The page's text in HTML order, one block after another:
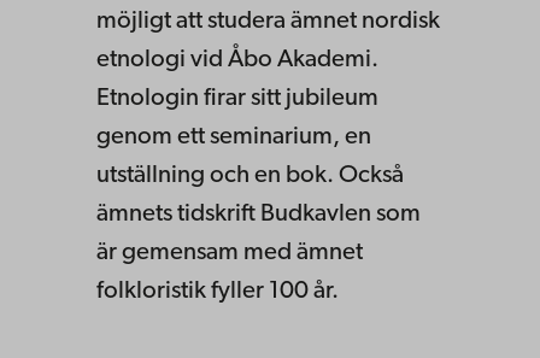
möjligt att studera ämnet nordisk
etnologi vid Åbo Akademi.
Etnologin firar sitt jubileum
genom ett seminarium, en
utställning och en bok. Också
ämnets tidskrift Budkavlen som
är gemensam med ämnet
folkloristik fyller 100 år.